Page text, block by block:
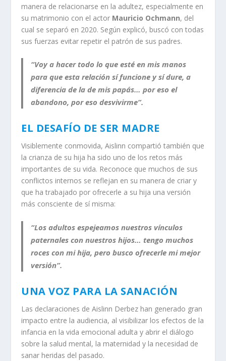
manera de relacionarse en la adultez, especialmente en
su matrimonio con el actor Mauricio Ochmann, del
cual se separó en 2020. Según explicó, buscó con todas
sus fuerzas evitar repetir el patrón de sus padres.
“Voy a hacer todo lo que esté en mis manos
para que esta relación sí funcione y sí dure, a
diferencia de la de mis papás… por eso el
abandono, por eso desvivirme”.
EL DESAFÍO DE SER MADRE
Visiblemente conmovida, Aislinn compartió también que
la crianza de su hija ha sido uno de los retos más
importantes de su vida. Reconoce que muchos de sus
conflictos internos se reflejan en su manera de criar y
que ha trabajado por ofrecerle a su hija una versión
más consciente de sí misma:
“Los adultos espejeamos nuestros vínculos
paternales con nuestros hijos… tengo muchos
roces con mi hija, pero busco ofrecerle mi mejor
versión”.
UNA VOZ PARA LA SANACIÓN
Las declaraciones de Aislinn Derbez han generado gran
impacto entre la audiencia, al visibilizar los efectos de la
infancia en la vida emocional adulta y abrir el diálogo
sobre la salud mental, la maternidad y la necesidad de
sanar heridas del pasado.